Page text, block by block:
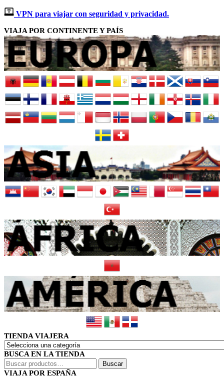
VPN para viajar con seguridad y privacidad.
VIAJA POR CONTINENTE Y PAÍS
TIENDA VIAJERA
BUSCA EN LA TIENDA
Buscar
por:
Buscar
VIAJA POR ESPAÑA